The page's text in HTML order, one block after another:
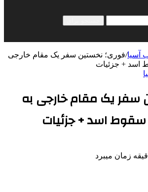
آسیا/فوری؛ نخستین سفر یک مقام خارجی
اسد + جزئیات
سفر یک مقام خارجی به
اسد + جزئیات